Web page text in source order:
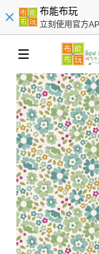
布能布玩
立刻使用官方